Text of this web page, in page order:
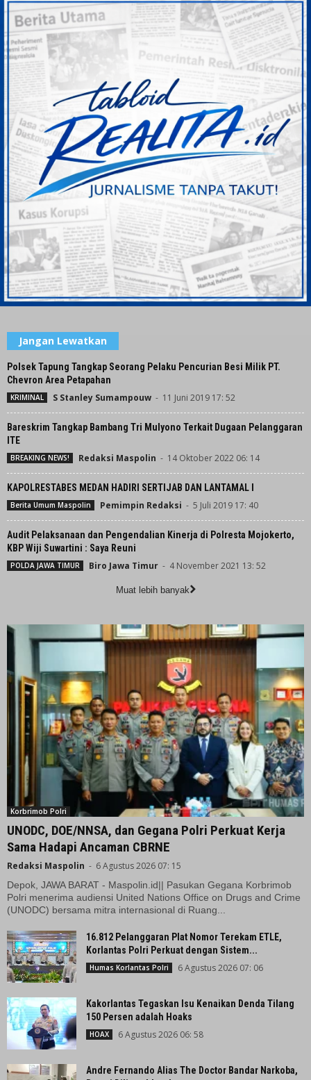
Jangan Lewatkan
Polsek Tapung Tangkap Seorang Pelaku Pencurian Besi Milik PT.
Chevron Area Petapahan
KRIMINAL S Stanley Sumampouw - 11 Juni 2019 17: 52
Bareskrim Tangkap Bambang Tri Mulyono Terkait Dugaan Pelanggaran
ITE
BREAKING NEWS! Redaksi Maspolin - 14 Oktober 2022 06: 14
KAPOLRESTABES MEDAN HADIRI SERTIJAB DAN LANTAMAL I
Berita Umum Maspolin Pemimpin Redaksi - 5 Juli 2019 17: 40
Audit Pelaksanaan dan Pengendalian Kinerja di Polresta Mojokerto,
KBP Wiji Suwartini : Saya Reuni
POLDA JAWA TIMUR Biro Jawa Timur - 4 November 2021 13: 52
Muat lebih banyak
Korbrimob Polri
UNODC, DOE/NNSA, dan Gegana Polri Perkuat Kerja
Sama Hadapi Ancaman CBRNE
Redaksi Maspolin - 6 Agustus 2026 07: 15
Depok, JAWA BARAT - Maspolin.id|| Pasukan Gegana Korbrimob
Polri menerima audiensi United Nations Office on Drugs and Crime
(UNODC) bersama mitra internasional di Ruang...
16.812 Pelanggaran Plat Nomor Terekam ETLE,
Korlantas Polri Perkuat dengan Sistem...
Humas Korlantas Polri 6 Agustus 2026 07: 06
Kakorlantas Tegaskan Isu Kenaikan Denda Tilang
150 Persen adalah Hoaks
HOAX 6 Agustus 2026 06: 58
Andre Fernando Alias The Doctor Bandar Narkoba,